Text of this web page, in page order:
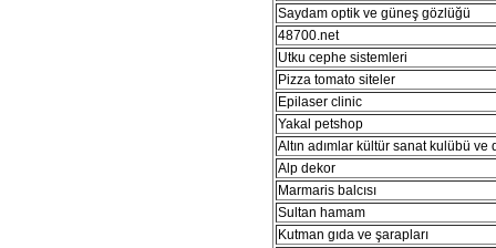
Saydam optik ve güneş gözlüğü
48700.net
Utku cephe sistemleri
Pizza tomato siteler
Epilaser clinic
Yakal petshop
Altın adımlar kültür sanat kulübü ve
Alp dekor
Marmaris balcısı
Sultan hamam
Kutman gıda ve şarapları